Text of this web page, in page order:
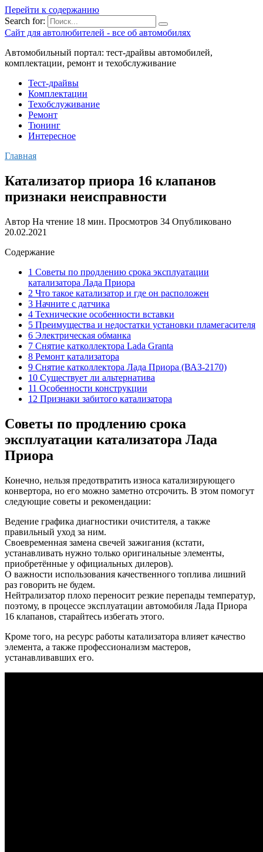
Перейти к содержанию
Search for:
Сайт для автолюбителей - все об автомобилях
Автомобильный портал: тест-драйвы автомобилей,
комплектации, ремонт и техобслуживание
Тест-драйвы
Комплектации
Техобслуживание
Ремонт
Тюнинг
Интересное
Главная
Катализатор приора 16 клапанов
признаки неисправности
Автор На чтение 18 мин. Просмотров 34 Опубликовано
20.02.2021
Содержание
1 Советы по продлению срока эксплуатации
катализатора Лада Приора
2 Что такое катализатор и где он расположен
3 Начните с датчика
4 Технические особенности вставки
5 Преимущества и недостатки установки пламегасителя
6 Электрическая обманка
7 Снятие катколлектора Lada Granta
8 Ремонт катализатора
9 Снятие катколлектора Лада Приора (ВАЗ-2170)
10 Существует ли альтернатива
11 Особенности конструкции
12 Признаки забитого катализатора
Советы по продлению срока
эксплуатации катализатора Лада
Приора
Конечно, нельзя предотвратить износа катализирующего
конвертора, но его можно заметно отсрочить. В этом помогут
следующие советы и рекомендации:
Ведение графика диагностики очистителя, а также
правильный уход за ним.
Своевременная замена свечей зажигания (кстати,
устанавливать нужно только оригинальные элементы,
приобретённые у официальных дилеров).
О важности использования качественного топлива лишний
раз говорить не будем.
Нейтрализатор плохо переносит резкие перепады температур,
поэтому, в процессе эксплуатации автомобиля Лада Приора
16 клапанов, старайтесь избегать этого.
Кроме того, на ресурс работы катализатора влияет качество
элемента, а также профессионализм мастеров,
устанавливавших его.